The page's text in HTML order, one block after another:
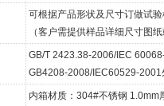
可根据产品形状及尺寸订做试
（客户需提供样品详细尺寸图纸
GB/T 2423.38-2006/IEC
GB4208-2008/IEC60529-2001
内箱材质：304#不锈钢 1.0mm